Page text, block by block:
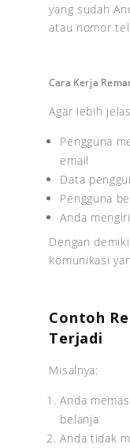
yang sudah
atau nomor
Cara Kerja
Agar lebih
Pengguna
email
Data
Pengguna
Anda
Dengan
komunikasi
Contoh
Terjadi
Misalnya:
Anda
belanja
Anda tidak